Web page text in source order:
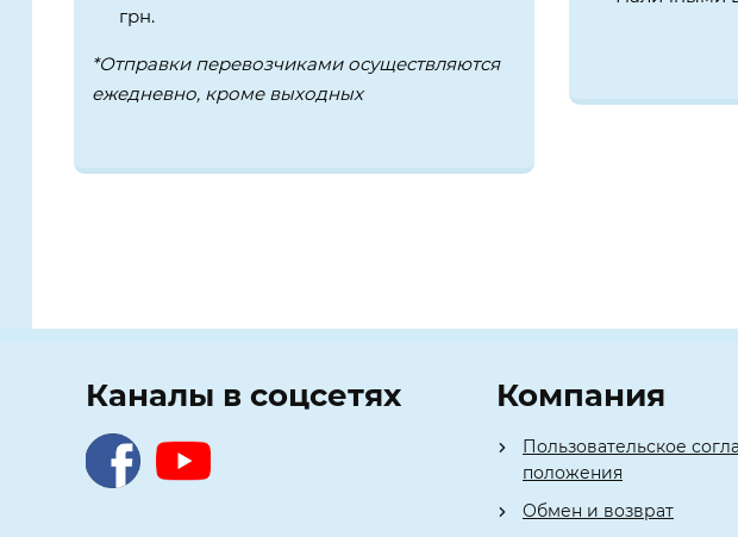
грн.
*Отправки перевозчиками осуществляются
ежедневно, кроме выходных
Каналы в соцсетях Компания
Пользовательское
положения
Обмен и возврат